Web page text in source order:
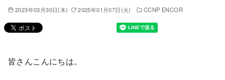
2023年03月30日(木) 2025年01月07日(火) CCNP ENCOR
皆さんこんにちは。